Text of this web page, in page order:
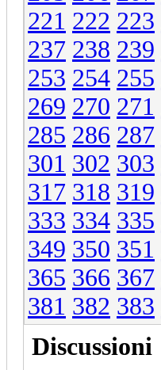
221 222 223
237 238 239
253 254 255
269 270 271
285 286 287
301 302 303
317 318 319
333 334 335
349 350 351
365 366 367
381 382 383
Discussioni